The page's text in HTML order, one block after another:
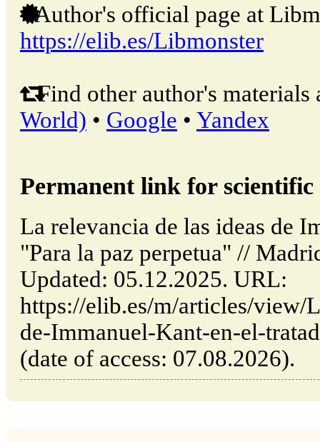
Author's official page at
https://elib.es/Libmonster
Find other author's materials
World) • Google • Yandex
Permanent link for
La relevancia de las ideas de
"Para la paz perpetua" //
Updated: 05.12.2025. URL:
https://elib.es/m/articles/view/
de-Immanuel-Kant-en-el-
(date of access: 07.08.2026).